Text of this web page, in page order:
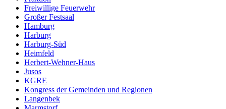
Freiwillige Feuerwehr
Großer Festsaal
Hamburg
Harburg
Harburg-Süd
Heimfeld
Herbert-Wehner-Haus
Jusos
KGRE
Kongress der Gemeinden und Regionen
Langenbek